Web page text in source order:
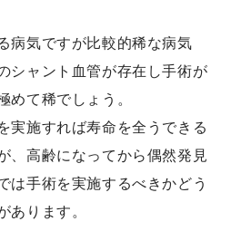
病気ですが比較的稀な病気
シャント血管が存在し手術が
めて稀でしょう。
実施すれば寿命を全うできる
、高齢になってから偶然発見
は手術を実施するべきかどう
あります。